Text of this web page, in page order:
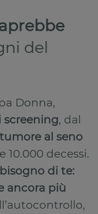
del
Donna,
screening, dal
al seno
10.000 decessi.
di te:
ancora più